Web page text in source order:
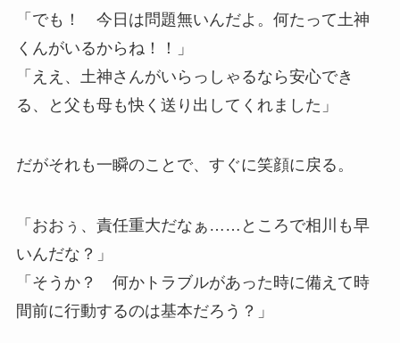
「でも！ 今日は問題無いんだよ。何たって土神
くんがいるからね！！」
「ええ、土神さんがいらっしゃるなら安心でき
る、と父も母も快く送り出してくれました」
だがそれも一瞬のことで、すぐに笑顔に戻る。
「おおぅ、責任重大だなぁ……ところで相川も早
いんだな？」
「そうか？ 何かトラブルがあった時に備えて時
間前に行動するのは基本だろう？」